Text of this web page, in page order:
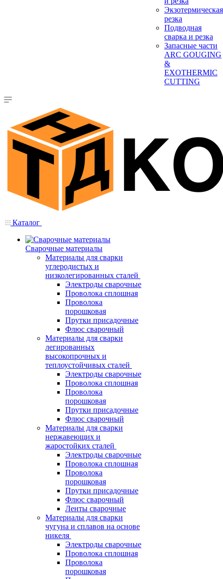
Экзотермическая
резка
Подводная
сварка и резка
Запасные части
ARC GOUGING
&
EXOTHERMIC
CUTTING
Каталог
Сварочные материалы
Материалы для сварки
углеродистых и
низколегированных сталей
Электроды сварочные
Проволока сплошная
Проволока
порошковая
Прутки присадочные
Флюс сварочный
Материалы для сварки
легированных
высокопрочных и
теплоустойчивых сталей
Электроды сварочные
Проволока сплошная
Проволока
порошковая
Прутки присадочные
Флюс сварочный
Материалы для сварки
нержавеющих и
жаростойких сталей
Электроды сварочные
Проволока сплошная
Проволока
порошковая
Прутки присадочные
Флюс сварочный
Ленты сварочные
Материалы для сварки
чугуна и сплавов на основе
никеля
Электроды сварочные
Проволока сплошная
Проволока
порошковая